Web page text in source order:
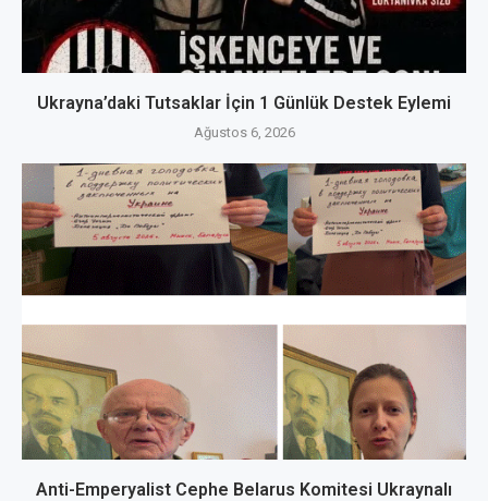
Ukrayna’daki Tutsaklar İçin 1 Günlük Destek Eylemi
Ağustos 6, 2026
Anti-Emperyalist Cephe Belarus Komitesi Ukraynalı